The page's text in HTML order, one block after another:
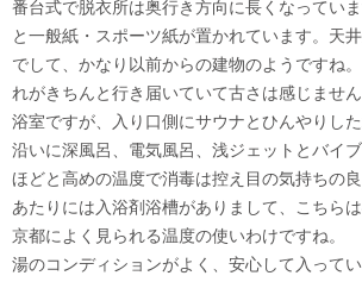
番台式で脱衣所は奥行き方向に長くなってい
と一般紙・スポーツ紙が置かれています。天
でして、かなり以前からの建物のようですね
れがきちんと行き届いていて古さは感じません
浴室ですが、入り口側にサウナとひんやりし
沿いに深風呂、電気風呂、浅ジェットとバイ
ほどと高めの温度で消毒は控え目の気持ちの
あたりには入浴剤浴槽がありまして、こちら
京都によく見られる温度の使いわけですね。
湯のコンディションがよく、安心して入って